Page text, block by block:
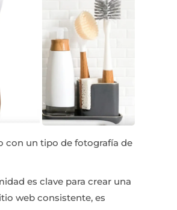
con un tipo de fotografía de
es clave para crear una
web consistente, es